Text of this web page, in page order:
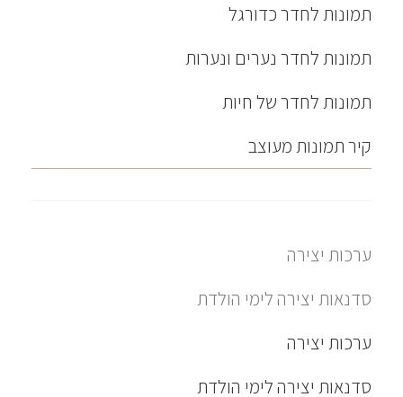
תמונות לחדר כדורגל
תמונות לחדר נערים ונערות
תמונות לחדר של חיות
קיר תמונות מעוצב
ערכות יצירה
סדנאות יצירה לימי הולדת
ערכות יצירה
סדנאות יצירה לימי הולדת